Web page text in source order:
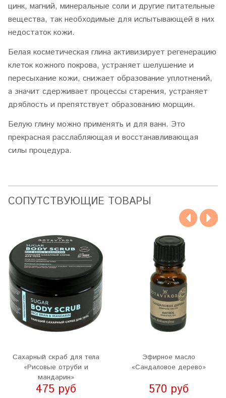
цинк, магний, минеральные соли и другие питательные
вещества, так необходимые для испытывающей в них
недостаток кожи.
Белая косметическая глина активизирует регенерацию
клеток кожного покрова, устраняет шелушение и
пересыхание кожи, снижает образование уплотнений,
а значит сдерживает процессы старения, устраняет
дряблость и препятствует образованию морщин.
Белую глину можно применять и для ванн. Это
прекрасная расслабляющая и восстанавливающая
силы процедура.
CОПУТСТВУЮЩИЕ ТОВАРЫ
Сахарный скраб для тела
«Рисовые отруби и
мандарин»
475 руб
Эфирное масло
«Сандаловое дерево»
570 руб